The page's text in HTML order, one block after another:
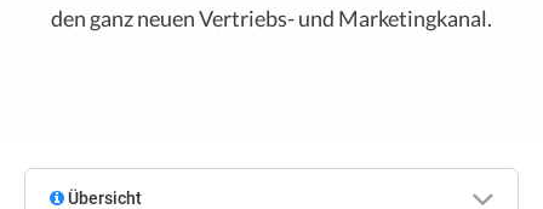
den ganz neuen Vertriebs- und Marketingkanal.
Übersicht